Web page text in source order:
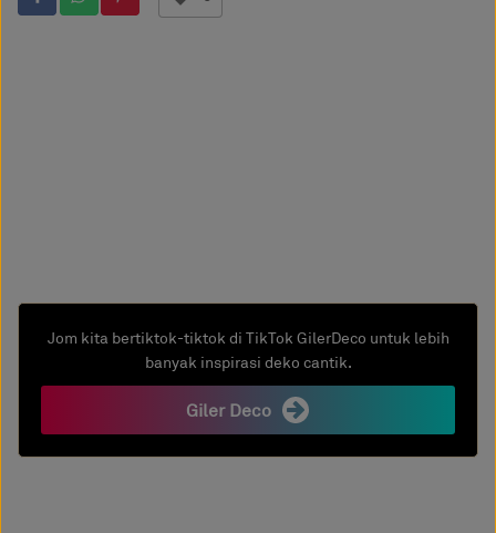
Jom kita bertiktok-tiktok di TikTok GilerDeco untuk lebih
banyak inspirasi deko cantik.
Giler Deco